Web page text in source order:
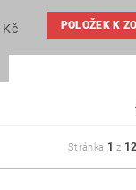
Kč POLOŽEK K
Stránka 1 z 12